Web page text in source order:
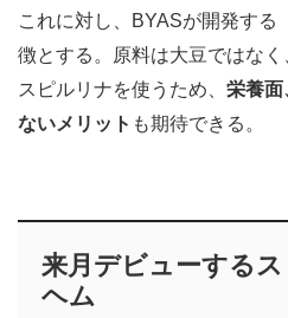
これに対し、BYASが開発する
徴とする。原料は大豆ではな
スピルリナを使うため、 栄養面
ないメリット も期待できる。
来月デビューする
ヘム